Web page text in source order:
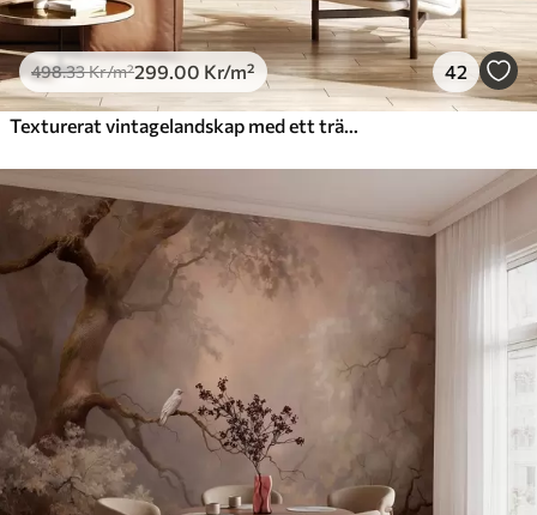
498.33Kr/m²299 .00 Kr/m² 42